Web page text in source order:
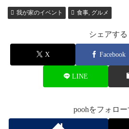
我が家のイベント 食事, グルメ
シェアする
X Facebook
LINE
poohをフォロー